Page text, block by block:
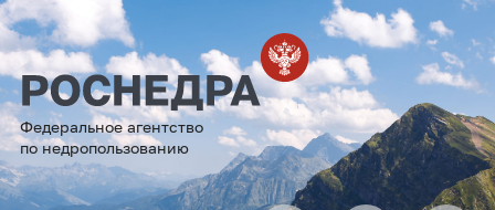
Федеральное агентство
по недропользованию